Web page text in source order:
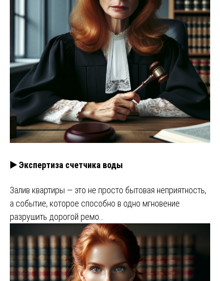
▶️ Экспертиза счетчика воды
Залив квартиры — это не просто бытовая неприятность,
а событие, которое способно в одно мгновение
разрушить дорогой ремо…